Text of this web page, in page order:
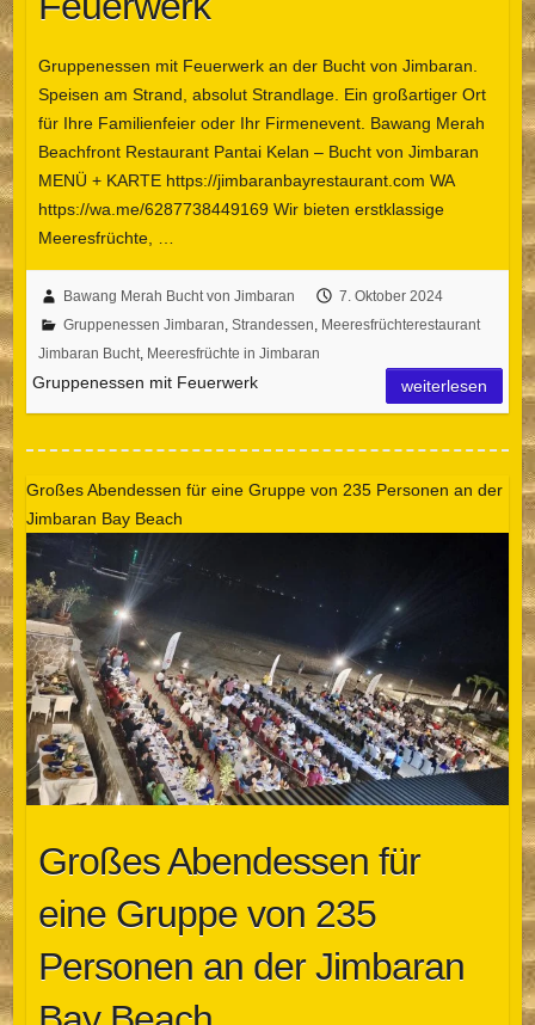
Gruppenessen mit Feuerwerk an der Bucht von Jimbaran.
Speisen am Strand, absolut Strandlage. Ein großartiger Ort
für Ihre Familienfeier oder Ihr Firmenevent. Bawang Merah
Beachfront Restaurant Pantai Kelan – Bucht von Jimbaran
MENÜ + KARTE https://jimbaranbayrestaurant.com WA
https://wa.me/6287738449169 Wir bieten erstklassige
Meeresfrüchte, …
Bawang Merah Bucht von Jimbaran
7. Oktober 2024
Gruppenessen Jimbaran, Strandessen, Meeresfrüchterestaurant
Jimbaran Bucht, Meeresfrüchte in Jimbaran
Gruppenessen mit Feuerwerk weiterlesen
Großes Abendessen für eine Gruppe von 235 Personen an der
Jimbaran Bay Beach
Großes Abendessen für
eine Gruppe von 235
Personen an der Jimbaran